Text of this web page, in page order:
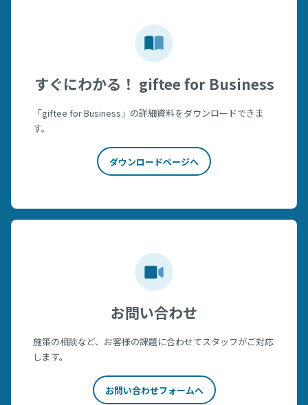
すぐにわかる！ giftee for Business
「giftee for Business」の詳細資料をダウンロードできま
す。
ダウンロードページへ
お問い合わせ
施策の相談など、お客様の課題に合わせてスタッフがご対応
します。
お問い合わせフォームへ